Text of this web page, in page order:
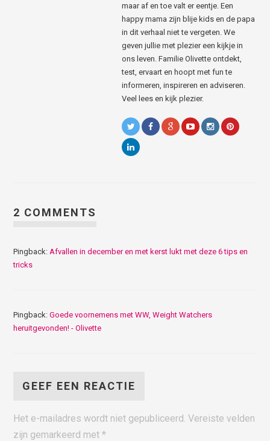
maar af en toe valt er eentje. Een
happy mama zijn blije kids en de papa
in dit verhaal niet te vergeten. We
geven jullie met plezier een kijkje in
ons leven. Familie Olivette ontdekt,
test, ervaart en hoopt met fun te
informeren, inspireren en adviseren.
Veel lees en kijk plezier.
2 COMMENTS
Pingback: Afvallen in december en met kerst lukt met deze 6 tips en
tricks
Pingback:Goede voornemens met WW, Weight Watchers
heruitgevonden! - Olivette
GEEF EEN REACTIE
Het e-mailadres wordt niet gepubliceerd. Vereiste velden
zijn gemarkeerd met*